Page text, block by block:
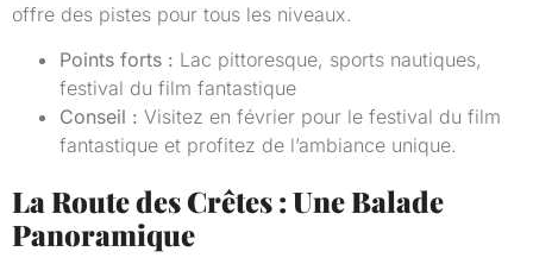
offre des pistes pour tous les niveaux.
Points forts : Lac pittoresque, sports nautiques,
festival du film fantastique
Conseil : Visitez en février pour le festival du film
fantastique et profitez de l’ambiance unique.
La Route des Crêtes : Une Balade
Panoramique